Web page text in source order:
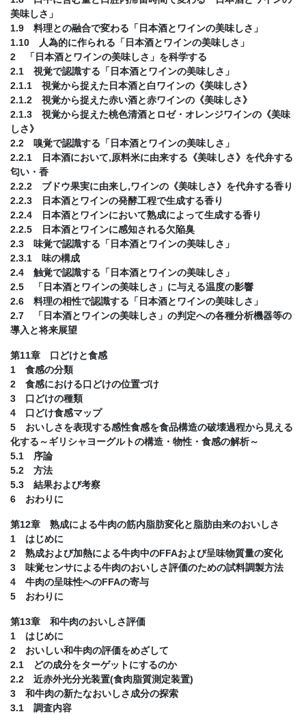
美味しさ」
1.9 料理との融合で変わる「日本酒とワインの美味しさ」
1.10 人為的に作られる「日本酒とワインの美味しさ」
2 「日本酒とワインの美味しさ」を科学する
2.1 視覚で認識する「日本酒とワインの美味しさ」
2.1.1 視覚から捉えた日本酒と白ワインの《美味しさ》
2.1.2 視覚から捉えた赤い酒と赤ワインの《美味しさ》
2.1.3 視覚から捉えた桃色清酒とロゼ・オレンジワインの《美味
しさ》
2.2 嗅覚で認識する「日本酒とワインの美味しさ」
2.2.1 日本酒において,原料米に由来する《美味しさ》を代弁する
匂い・香
2.2.2 ブドウ果実に由来し,ワインの《美味しさ》を代弁する香り
2.2.3 日本酒とワインの発酵工程で生成する香り
2.2.4 日本酒とワインにおいて熟成によって生成する香り
2.2.5 日本酒とワインに感知される欠陥臭
2.3 味覚で認識する「日本酒とワインの美味しさ」
2.3.1 味の構成
2.4 触覚で認識する「日本酒とワインの美味しさ」
2.5 「日本酒とワインの美味しさ」に与える温度の影響
2.6 料理の相性で認識する「日本酒とワインの美味しさ」
2.7 「日本酒とワインの美味しさ」の判定への各種分析機器等の
導入と将来展望
第11章 口どけと食感
1 食感の分類
2 食感における口どけの位置づけ
3 口どけの種類
4 口どけ食感マップ
5 おいしさを表現する感性食感を食品構造の破壊過程から見える
化する～ギリシャヨーグルトの構造・物性・食感の解析～
5.1 序論
5.2 方法
5.3 結果および考察
6 おわりに
第12章 熟成による牛肉の筋内脂肪変化と脂肪由来のおいしさ
1 はじめに
2 熟成および加熱による牛肉中のFFAおよび呈味物質量の変化
3 味覚センサによる牛肉のおいしさ評価のための試料調製方法
4 牛肉の呈味性へのFFAの寄与
5 おわりに
第13章 和牛肉のおいしさ評価
1 はじめに
2 おいしい和牛肉の評価をめざして
2.1 どの成分をターゲットにするのか
2.2 近赤外光分光装置(食肉脂質測定装置)
3 和牛肉の新たなおいしさ成分の探索
3.1 調査内容